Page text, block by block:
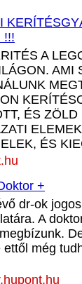
!!!
A
AMI
ÉS
ÉS
+
dr-ok
A
ettől még